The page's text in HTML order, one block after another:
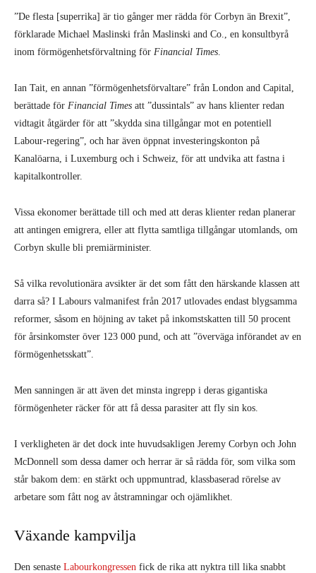
”De flesta [superrika] är tio gånger mer rädda för Corbyn än Brexit”,
förklarade Michael Maslinski från Maslinski and Co., en konsultbyrå
inom förmögenhetsförvaltning för Financial Times
Ian Tait, en annan ”förmögenhetsförvaltare” från London and Capital,
berättade för Financial Times att ”dussintals” av hans klienter redan
vidtagit åtgärder för att ”skydda sina tillgångar mot en potentiell
Labour-regering”, och har även öppnat investeringskonton på
Kanalöarna, i Luxemburg och i Schweiz, för att undvika att fastna i
kapitalkontroller.
Vissa ekonomer berättade till och med att deras klienter redan planerar
att antingen emigrera, eller att flytta samtliga tillgångar utomlands, om
Corbyn skulle bli premiärminister.
Så vilka revolutionära avsikter är det som fått den härskande klassen att
darra så? I Labours valmanifest från 2017 utlovades endast blygsamma
reformer, såsom en höjning av taket på inkomstskatten till 50 procent
för årsinkomster över 123 000 pund, och att ”överväga införandet av en
förmögenhetsskatt”.
Men sanningen är att även det minsta ingrepp i deras gigantiska
förmögenheter räcker för att få dessa parasiter att fly sin kos.
I verkligheten är det dock inte huvudsakligen Jeremy Corbyn och John
McDonnell som dessa damer och herrar är så rädda för, som vilka som
står bakom dem: en stärkt och uppmuntrad, klassbaserad rörelse av
arbetare som fått nog av åtstramningar och ojämlikhet.
Växande kampvilja
Den senaste Labourkongressen fick de rika att nyktra till lika snabbt